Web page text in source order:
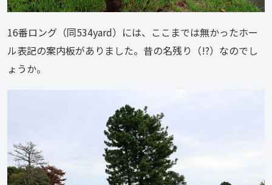
16番ロング（同534yard）には、ここまでは無かったホー
ル表記の案内板がありました。昔の名残り（!?）なのでし
ょうか。